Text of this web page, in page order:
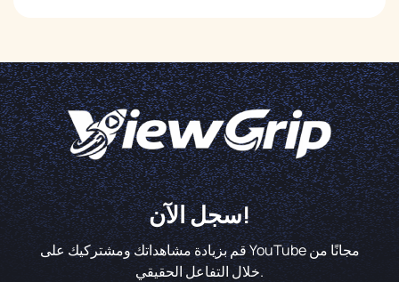
سجل الآن!
قم بزيادة مشاهداتك ومشتركيك على YouTube مجانًا من
خلال التفاعل الحقيقي.